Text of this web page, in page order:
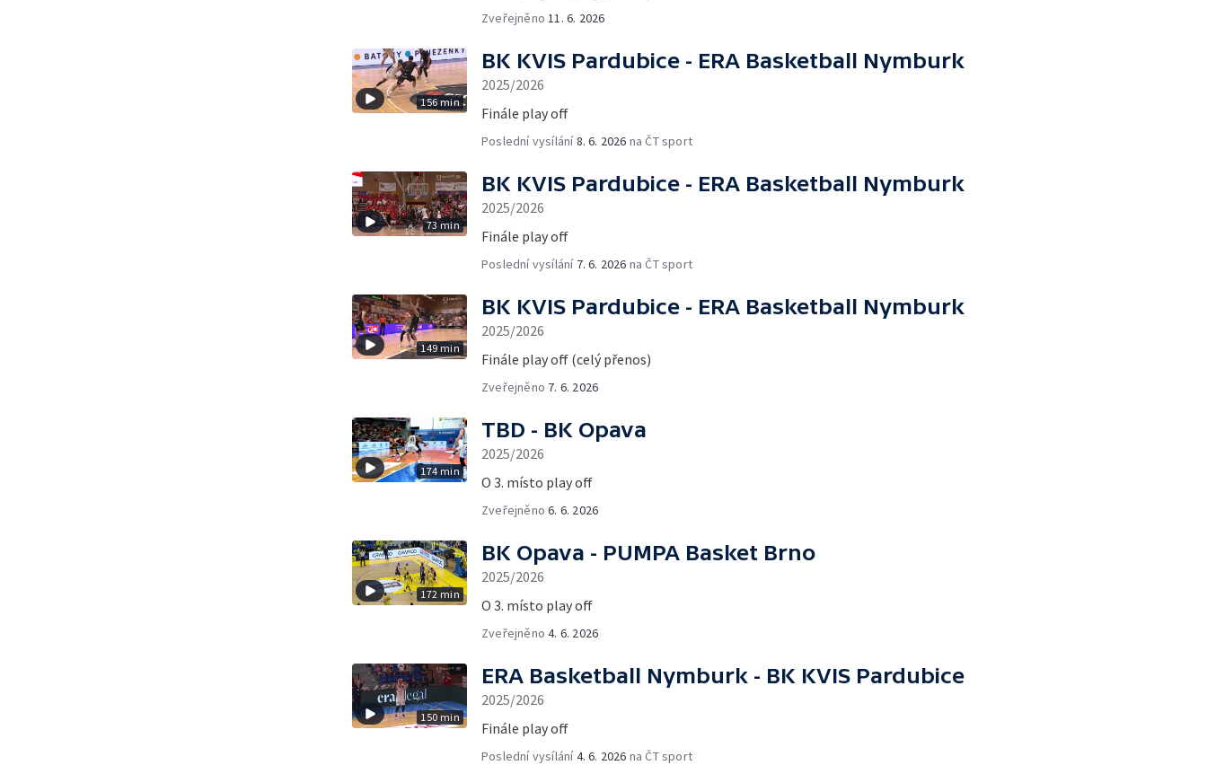
Zveřejněno 11. 6. 2026
156 min
BK KVIS Pardubice - ERA Basketball Nymburk
2025/2026
Finále play off
Poslední vysílání8. 6. 2026 na ČT sport
73 min
BK KVIS Pardubice - ERA Basketball Nymburk
2025/2026
Finále play off
Poslední vysílání 7. 6. 2026 na ČT sport
149 min
BK KVIS Pardubice - ERA Basketball Nymburk
2025/2026
Finále play off (celý přenos)
Zveřejněno 7. 6. 2026
174 min
TBD - BK Opava
2025/2026
O 3. místo play off
Zveřejněno6. 6. 2026
172 min
BK Opava - PUMPA Basket Brno
2025/2026
O 3. místo play off
Zveřejněno4. 6. 2026
150 min
ERA Basketball Nymburk - BK KVIS Pardubice
2025/2026
Finále play off
Poslední vysílání4. 6. 2026 na ČT sport